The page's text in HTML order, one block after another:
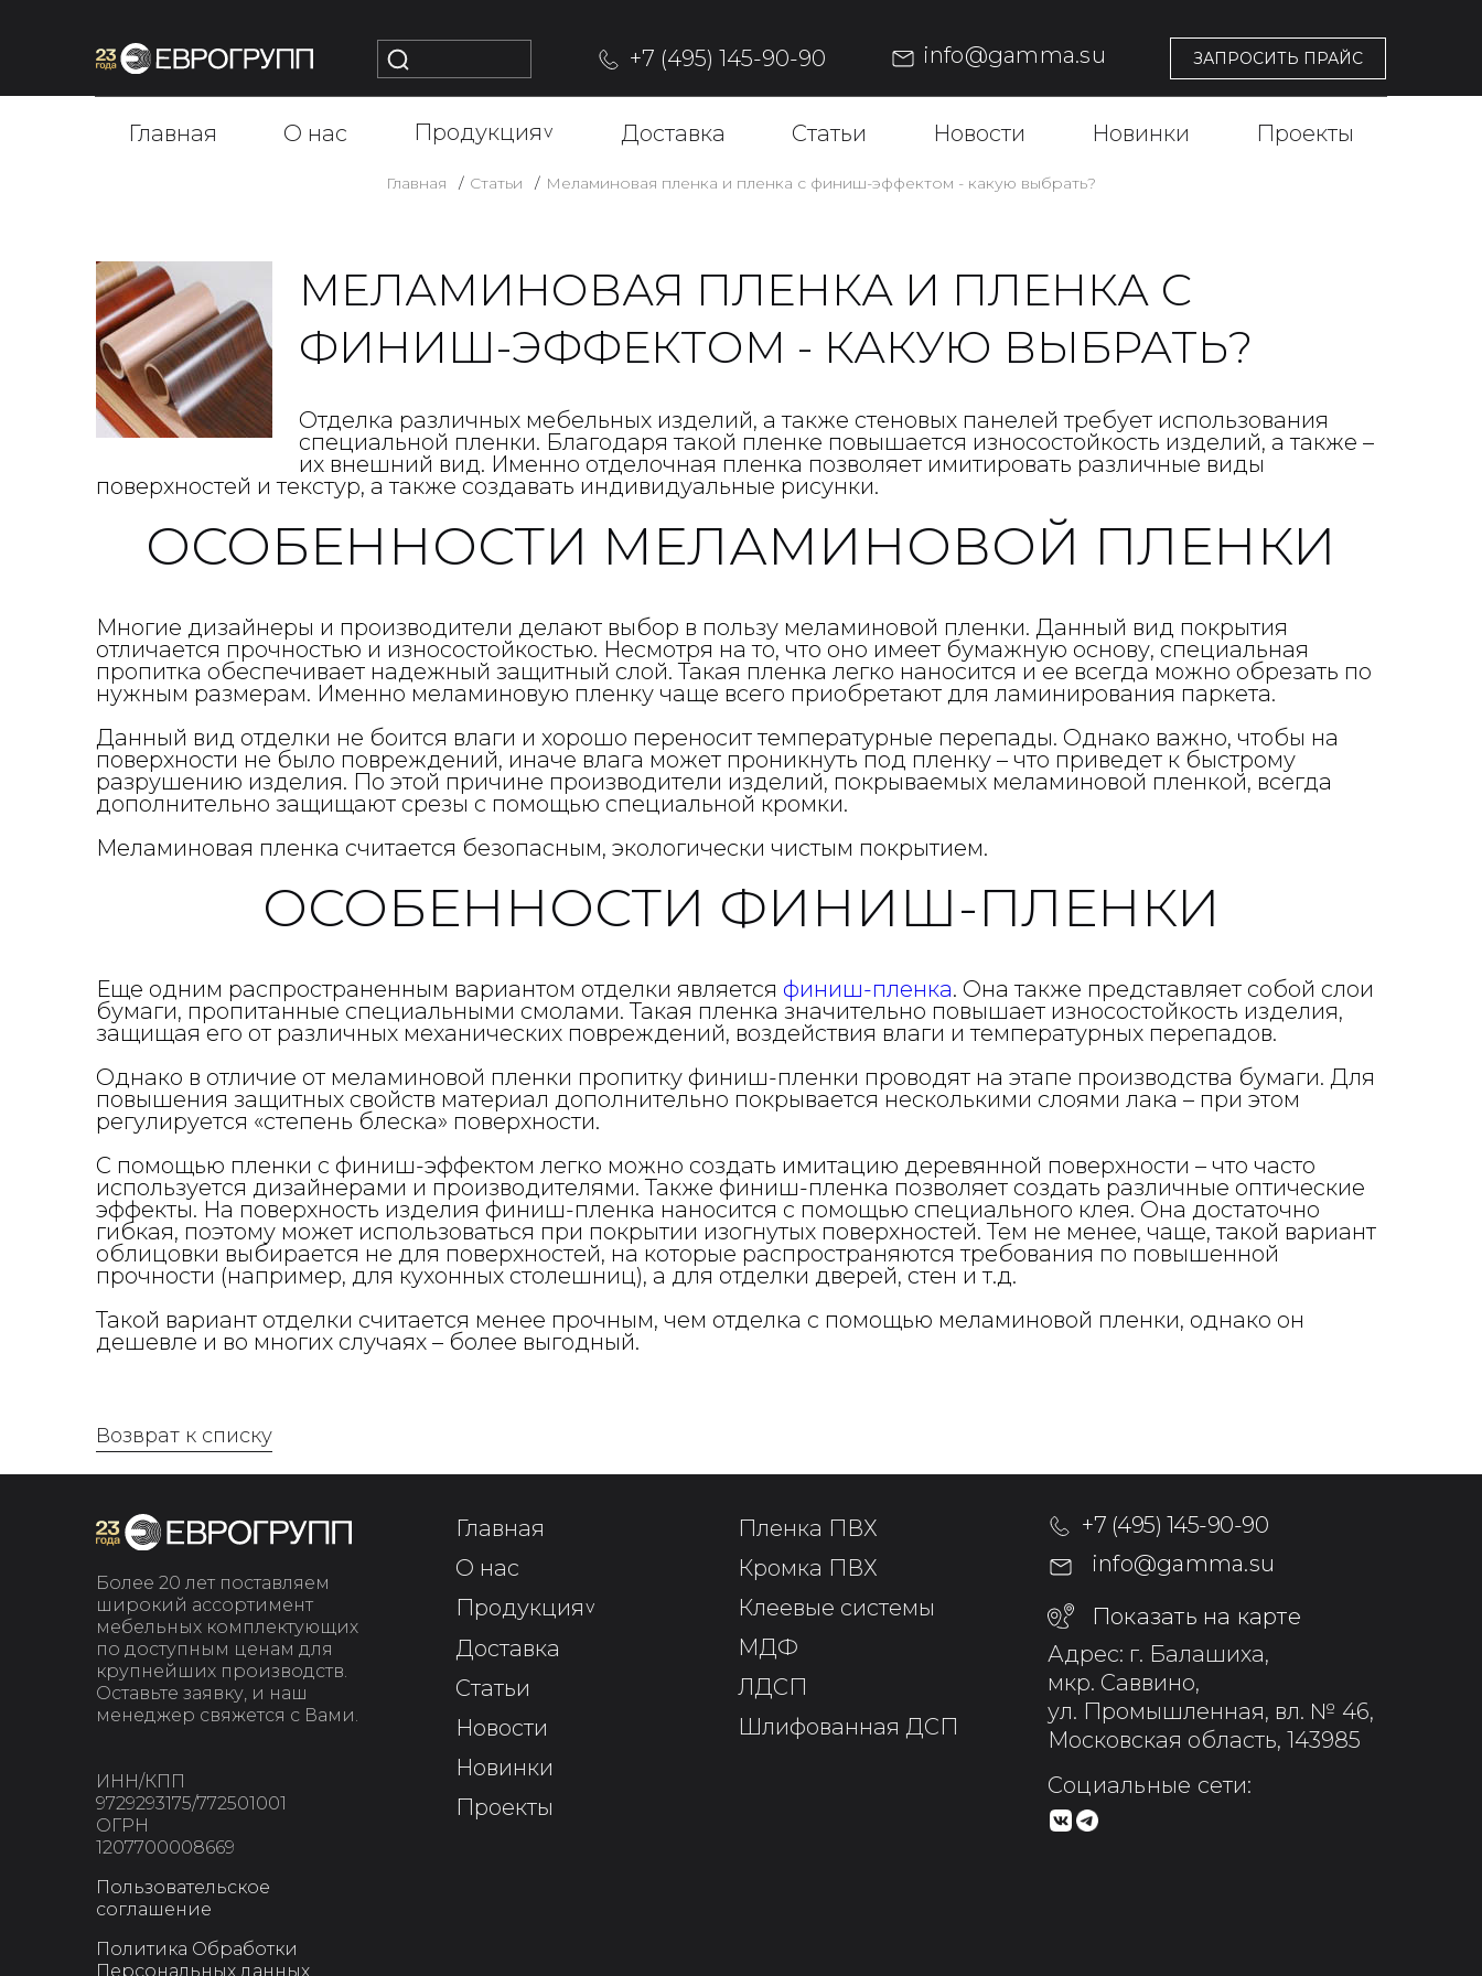
+7 (495) 145-90-90 info@gamma.su ЗАПРОСИТЬ ПРАЙС
Главная О нас Продукция^ Доставка Статьи Новости Новинки Проекты
Главная Статьи Меламиновая пленка и пленка с финиш-эффектом - какую выбрать?
МЕЛАМИНОВАЯ ПЛЕНКА И ПЛЕНКА С
ФИНИШ-ЭФФЕКТОМ - КАКУЮ ВЫБРАТЬ?
Отделка различных мебельных изделий, а также стеновых панелей требует использования
специальной пленки. Благодаря такой пленке повышается износостойкость изделий, а также –
их внешний вид. Именно отделочная пленка позволяет имитировать различные виды
поверхностей и текстур, а также создавать индивидуальные рисунки.
ОСОБЕННОСТИ МЕЛАМИНОВОЙ ПЛЕНКИ
Многие дизайнеры и производители делают выбор в пользу меламиновой пленки. Данный вид покрытия
отличается прочностью и износостойкостью. Несмотря на то, что оно имеет бумажную основу, специальная
пропитка обеспечивает надежный защитный слой. Такая пленка легко наносится и ее всегда можно обрезать по
нужным размерам. Именно меламиновую пленку чаще всего приобретают для ламинирования паркета.
Данный вид отделки не боится влаги и хорошо переносит температурные перепады. Однако важно, чтобы на
поверхности не было повреждений, иначе влага может проникнуть под пленку – что приведет к быстрому
разрушению изделия. По этой причине производители изделий, покрываемых меламиновой пленкой, всегда
дополнительно защищают срезы с помощью специальной кромки.
Меламиновая пленка считается безопасным, экологически чистым покрытием.
ОСОБЕННОСТИ ФИНИШ-ПЛЕНКИ
Еще одним распространенным вариантом отделки является финиш-пленка. Она также представляет собой слои
бумаги, пропитанные специальными смолами. Такая пленка значительно повышает износостойкость изделия,
защищая его от различных механических повреждений, воздействия влаги и температурных перепадов.
Однако в отличие от меламиновой пленки пропитку финиш-пленки проводят на этапе производства бумаги. Для
повышения защитных свойств материал дополнительно покрывается несколькими слоями лака – при этом
регулируется «степень блеска» поверхности.
С помощью пленки с финиш-эффектом легко можно создать имитацию деревянной поверхности – что часто
используется дизайнерами и производителями. Также финиш-пленка позволяет создать различные оптические
эффекты. На поверхность изделия финиш-пленка наносится с помощью специального клея. Она достаточно
гибкая, поэтому может использоваться при покрытии изогнутых поверхностей. Тем не менее, чаще, такой вариант
облицовки выбирается не для поверхностей, на которые распространяются требования по повышенной
прочности (например, для кухонных столешниц), а для отделки дверей, стен и т.д.
Такой вариант отделки считается менее прочным, чем отделка с помощью меламиновой пленки, однако он
дешевле и во многих случаях – более выгодный.
Возврат к списку
Более 20 лет поставляем
широкий ассортимент
мебельных комплектующих
по доступным ценам для
крупнейших производств.
Оставьте заявку, и наш
менеджер свяжется с Вами.
ИНН/КПП
9729293175/772501001
ОГРН
1207700008669
Пользовательское
соглашение
Политика Обработки
Персональных данных
Главная
О нас
Продукция^
Доставка
Статьи
Новости
Новинки
Проекты
Пленка ПВХ
Кромка ПВХ
Клеевые системы
МДФ
ЛДСП
Шлифованная ДСП
+7 (495) 145-90-90
info@gamma.su
Показать на карте
Адрес: г. Балашиха,
мкр. Саввино,
ул. Промышленная, вл. № 46,
Московская область, 143985
Социальные сети: